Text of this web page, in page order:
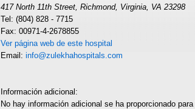
417 North 11th Street, Richmond, Virginia, VA 23298
Tel: (804) 828 - 7715
Fax: 00971-4-2678855
Ver página web de este hospital
Email: info@zulekhahospitals.com
Información adicional:
No hay información adicional se ha proporcionado